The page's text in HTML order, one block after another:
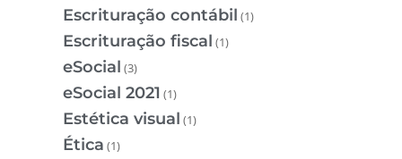
Escrituração contábil (1)
Escrituração fiscal (1)
eSocial (3)
eSocial 2021 (1)
Estética visual (1)
Ética (1)